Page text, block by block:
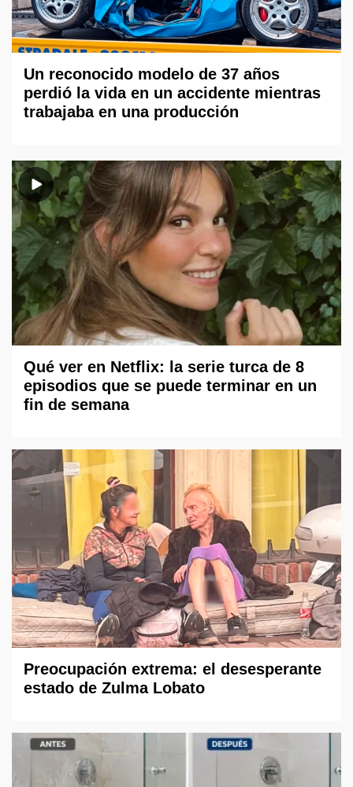
Un reconocido modelo de 37 años
perdió la vida en un accidente mientras
trabajaba en una producción
Qué ver en Netflix: la serie turca de 8
episodios que se puede terminar en un
fin de semana
Preocupación extrema: el desesperante
estado de Zulma Lobato